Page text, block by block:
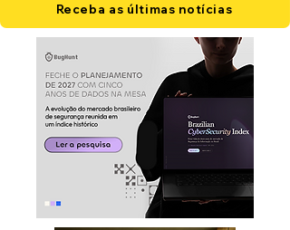
Receba as últimas notícias